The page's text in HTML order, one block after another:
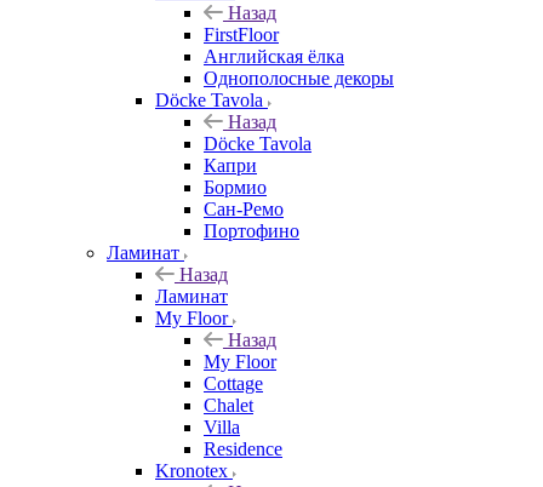
Назад
FirstFloor
Английская ёлка
Однополосные декоры
Döcke Tavola
Назад
Döcke Tavola
Капри
Бормио
Сан-Ремо
Портофино
Ламинат
Назад
Ламинат
My Floor
Назад
My Floor
Cottage
Chalet
Villa
Residence
Kronotex